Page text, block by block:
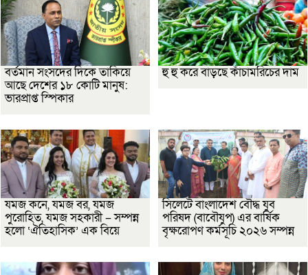
বর্তমান সংসদের দিকে তাকিয়ে
আছে দেশের ১৮ কোটি মানুষ:
ভারপ্রাপ্ত স্পিকার
হু হু করে বাড়ছে কাঁচামরিচের দাম
যমজ কনে, যমজ বর, যমজ
পুরোহিত, যমজ সহকারী – সম্পন্ন
হলো ‘ঐতিহাসিক’ এক বিয়ে
সিলেটে বাংলাদেশ বৌদ্ধ যুব
পরিষদ (বাবৌযুপ) এর বার্ষিক
বৃক্ষরোপণ কর্মসূচি ২০২৬ সম্পন্ন